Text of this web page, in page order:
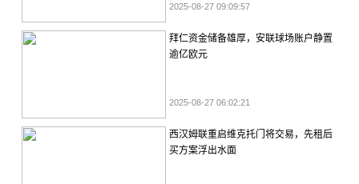
2025-08-27 09:09:57
拜仁资金储备雄厚，安联球场账户静置
逾亿欧元
2025-08-27 06:02:21
西汉姆联重启维克托门将交易，先租后
买方案浮出水面